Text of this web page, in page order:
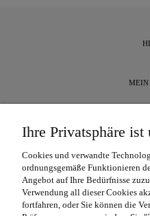
MEIN
Ihre Privatsphäre ist
Cookies und verwandte
ordnungsgemäße Funktionieren
Angebot auf Ihre Bedürfnisse
Verwendung all dieser Cookies
fortfahren, oder Sie können die